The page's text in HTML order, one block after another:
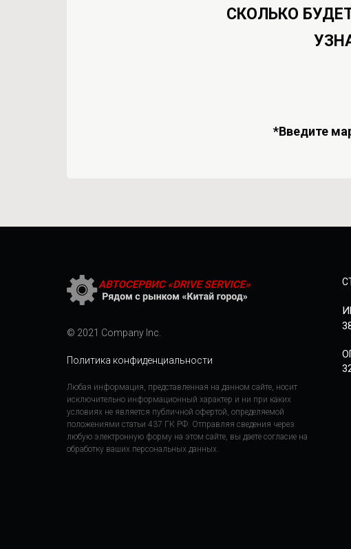
СКОЛЬКО
*Введите
© 2021 Company Inc.
Политика конфиденциальности
Любая информация, представленная на данном сайте, носит
исключительно информационный характер и ни при каких
условиях не является публичной офертой, определяемой
положениями статьи 437 ГК РФ. Отправляя сведения через
любую электронную форму на этом сайте, вы даете согласие на
обработку ваших персональных данных.